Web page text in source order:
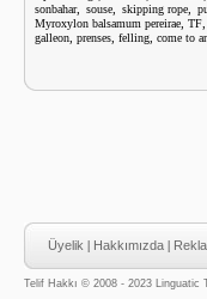
sonbahar, souse, skipping rope,
Myroxylon balsamum pereirae TF
galleon prenses felling come to
Üyelik | Hakkımızda |
Telif Hakkı © 2008 - 2023 Linguatic